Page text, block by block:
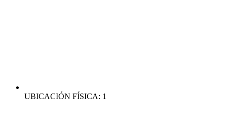
UBICACIÓN FÍSICA: 1